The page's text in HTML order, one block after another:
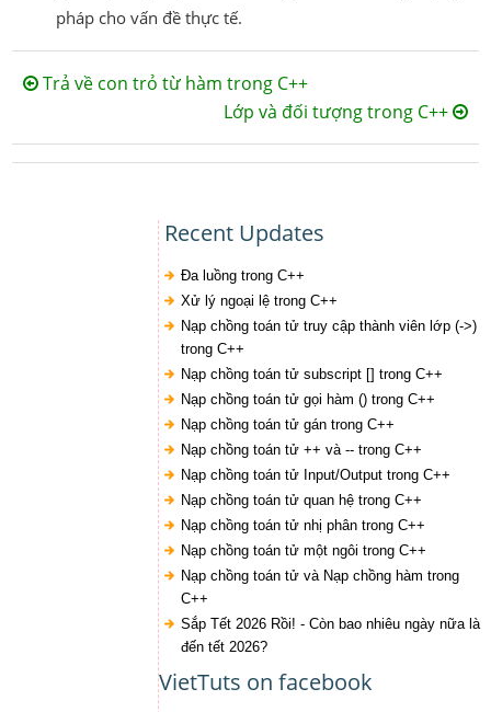
pháp cho vấn đề thực tế.
Trả về con trỏ từ hàm trong C++
Lớp và đối tượng trong C++
Recent Updates
Đa luồng trong C++
Xử lý ngoại lệ trong C++
Nạp chồng toán tử truy cập thành viên lớp (->)
trong C++
Nạp chồng toán tử subscript [] trong C++
Nạp chồng toán tử gọi hàm () trong C++
Nạp chồng toán tử gán trong C++
Nạp chồng toán tử ++ và -- trong C++
Nạp chồng toán tử Input/Output trong C++
Nạp chồng toán tử quan hệ trong C++
Nạp chồng toán tử nhị phân trong C++
Nạp chồng toán tử một ngôi trong C++
Nạp chồng toán tử và Nạp chồng hàm trong
C++
Sắp Tết 2026 Rồi! - Còn bao nhiêu ngày nữa là
đến tết 2026?
VietTuts on facebook